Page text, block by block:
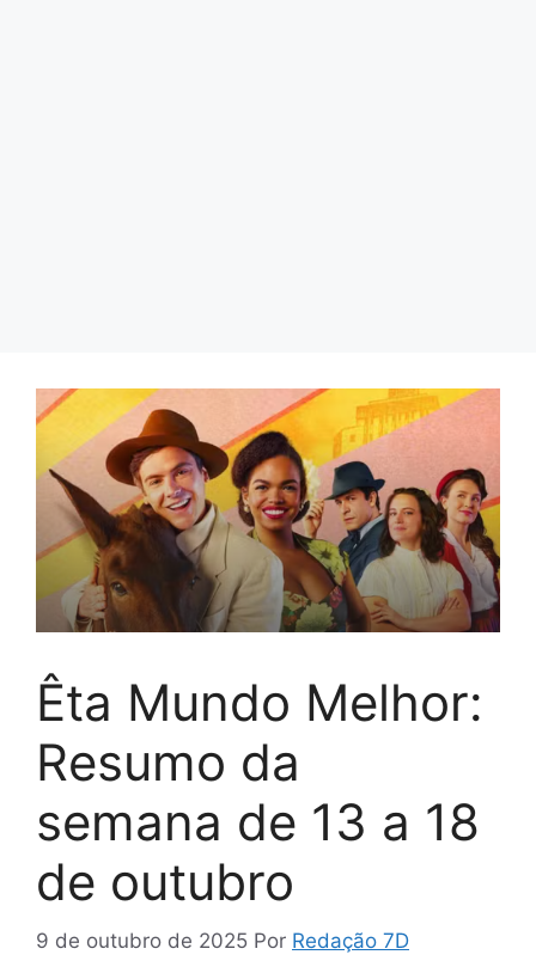
Êta Mundo Melhor:
Resumo da
semana de 13 a 18
de outubro
9 de outubro de 2025 Por Redação 7D